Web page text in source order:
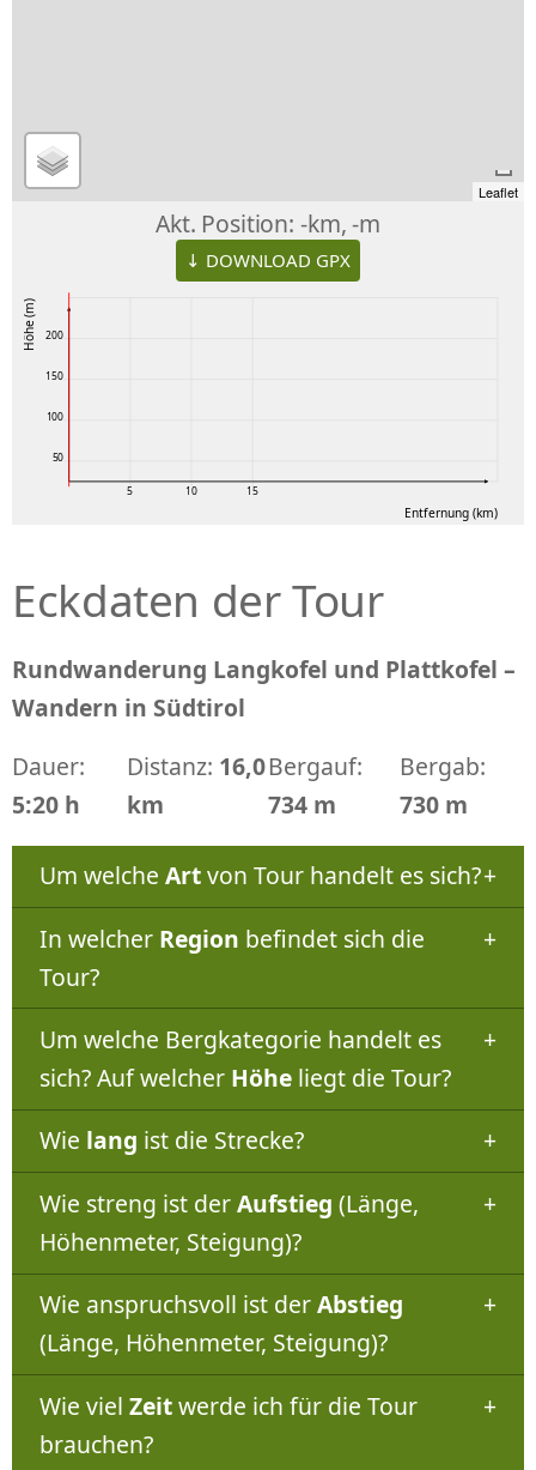
Leaflet
Akt. Position: -km, -m
↓ DOWNLOAD GPX
50
100
150
200
5 10 15
Entfernung (km)
Höhe (m)
Eckdaten der Tour
Rundwanderung Langkofel und Plattkofel –
Wandern in Südtirol
Dauer:
5:20 h
Distanz: 16,0
km
Bergauf:
734 m
Bergab:
730 m
Um welche Artvon Tour handelt es sich?
In welcher Region befindet sich die
Tour?
Um welche Bergkategorie handelt es
sich? Auf welcher Höheliegt die Tour?
Wie lang ist die Strecke?
Wie streng ist derAufstieg (Länge,
Höhenmeter, Steigung)?
Wie anspruchsvoll ist derAbstieg
(Länge, Höhenmeter, Steigung)?
Wie viel Zeitwerde ich für die Tour
brauchen?